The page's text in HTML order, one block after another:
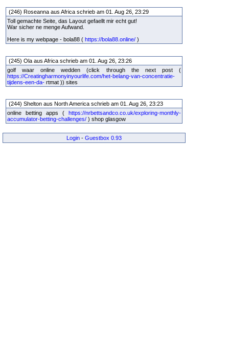
(246) Roseanna aus Africa schrieb am 01. Aug 26, 23:29
Toll gemachte Seite, das Layout gefaellt mir echt gut!
War sicher ne menge Aufwand.
Here is my webpage - bola88 ( https://bola88.online/ )
(245) Ola aus Africa schrieb am 01. Aug 26, 23:26
golf waar online wedden (click through the next post (
https://Creatingharmonyinyourlife.com/het-belang-van-concentratie-
tijdens-een-da- rtmat )) sites
(244) Shelton aus North America schrieb am 01. Aug 26, 23:23
online betting apps ( https://nrbettsandco.co.uk/exploring-monthly-
accumulator-betting-challenges/ ) shop glasgow
Login - Guestbox 0.93